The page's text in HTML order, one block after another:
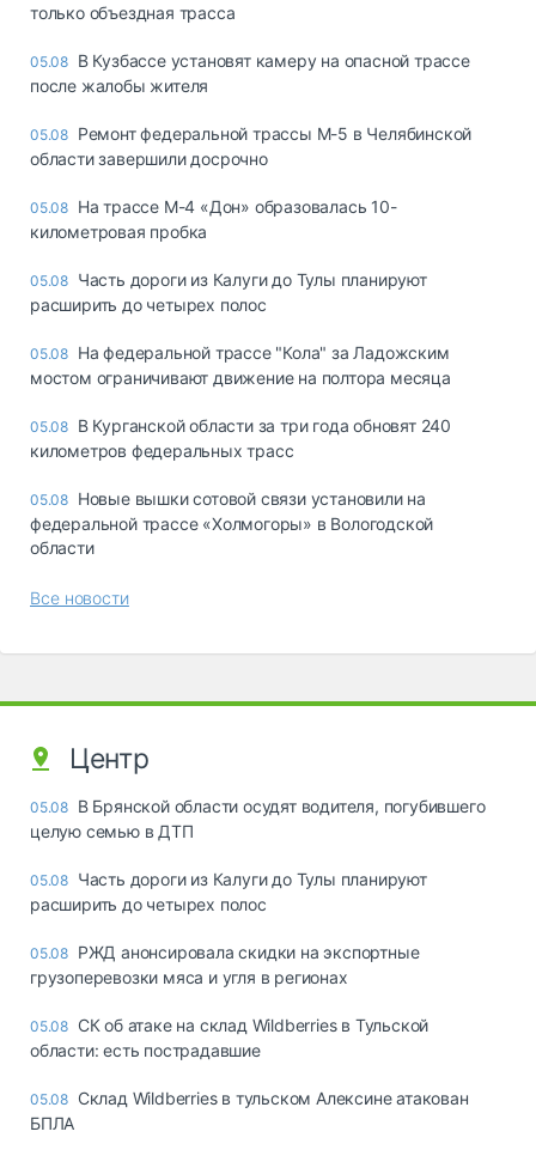
только объездная трасса
05.08 В Кузбассе установят камеру на опасной трассе
после жалобы жителя
05.08 Ремонт федеральной трассы М-5 в Челябинской
области завершили досрочно
05.08 На трассе М-4 «Дон» образовалась 10-
километровая пробка
05.08 Часть дороги из Калуги до Тулы планируют
расширить до четырех полос
05.08 На федеральной трассе "Кола" за Ладожским
мостом ограничивают движение на полтора месяца
05.08 В Курганской области за три года обновят 240
километров федеральных трасс
05.08 Новые вышки сотовой связи установили на
федеральной трассе «Холмогоры» в Вологодской
области
Все новости
Центр
05.08 В Брянской области осудят водителя, погубившего
целую семью в ДТП
05.08 Часть дороги из Калуги до Тулы планируют
расширить до четырех полос
05.08 РЖД анонсировала скидки на экспортные
грузоперевозки мяса и угля в регионах
05.08 СК об атаке на склад Wildberries в Тульской
области: есть пострадавшие
05.08 Склад Wildberries в тульском Алексине атакован
БПЛА